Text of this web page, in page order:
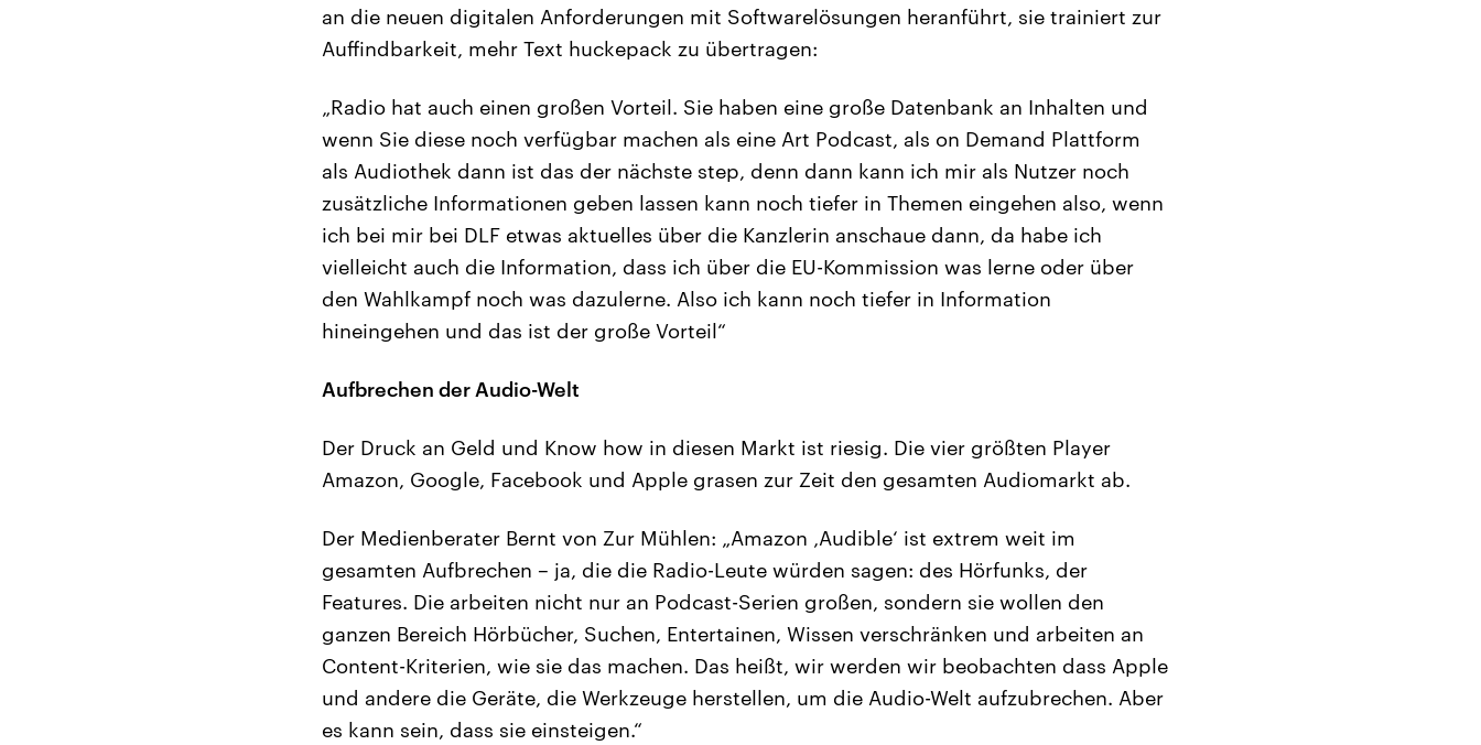
an die neuen digitalen Anforderungen mit Softwarelösungen heranführt, sie trainiert zur
Auffindbarkeit, mehr Text huckepack zu übertragen:
„Radio hat auch einen großen Vorteil. Sie haben eine große Datenbank an Inhalten und
wenn Sie diese noch verfügbar machen als eine Art Podcast, als on Demand Plattform
als Audiothek dann ist das der nächste step, denn dann kann ich mir als Nutzer noch
zusätzliche Informationen geben lassen kann noch tiefer in Themen eingehen also, wenn
ich bei mir bei DLF etwas aktuelles über die Kanzlerin anschaue dann, da habe ich
vielleicht auch die Information, dass ich über die EU-Kommission was lerne oder über
den Wahlkampf noch was dazulerne. Also ich kann noch tiefer in Information
hineingehen und das ist der große Vorteil“
Aufbrechen der Audio-Welt
Der Druck an Geld und Know how in diesen Markt ist riesig. Die vier größten Player
Amazon, Google, Facebook und Apple grasen zur Zeit den gesamten Audiomarkt ab.
Der Medienberater Bernt von Zur Mühlen: „Amazon ‚Audible‘ ist extrem weit im
gesamten Aufbrechen – ja, die die Radio-Leute würden sagen: des Hörfunks, der
Features. Die arbeiten nicht nur an Podcast-Serien großen, sondern sie wollen den
ganzen Bereich Hörbücher, Suchen, Entertainen, Wissen verschränken und arbeiten an
Content-Kriterien, wie sie das machen. Das heißt, wir werden wir beobachten dass Apple
und andere die Geräte, die Werkzeuge herstellen, um die Audio-Welt aufzubrechen. Aber
es kann sein, dass sie einsteigen.“